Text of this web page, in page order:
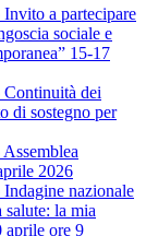
a partecipare
sociale e
15-17
Continuità dei
di sostegno per
2026
nazionale
salute: la mia
aprile ore 9